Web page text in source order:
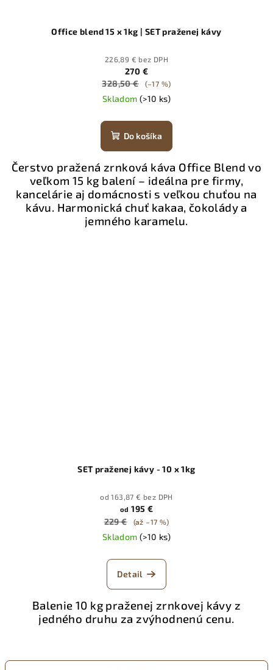
Office blend 15 x 1kg | SET praženej kávy
226,89 € bez DPH
270 €
328,50 €
(–17 %)
Skladom (>10 ks)
Do košíka
Čerstvo pražená zrnková káva Office Blend vo
veľkom 15 kg balení – ideálna pre firmy,
kancelárie aj domácnosti s veľkou chuťou na
kávu. Harmonická chuť kakaa, čokolády a
jemného karamelu.
SET praženej kávy - 10 x 1kg
od 163,87 € bez DPH
od 195 €
229 €
(až –17 %)
Skladom (>10 ks)
Detail
Balenie 10 kg praženej zrnkovej kávy z
jedného druhu za zvýhodnenú cenu.